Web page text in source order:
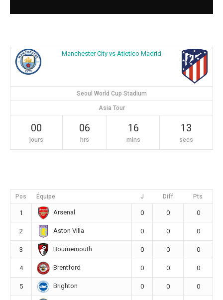
Manchester City vs Atletico Madrid
Seoul World Cup Stadium
Asia Tour
00
jours
06
hrs
16
mins
12
secs
Pos Équipe J Diff Pts
1 Arsenal 0 0 0
2 Aston Villa 0 0 0
3 Bournemouth 0 0 0
4 Brentford 0 0 0
5 Brighton 0 0 0